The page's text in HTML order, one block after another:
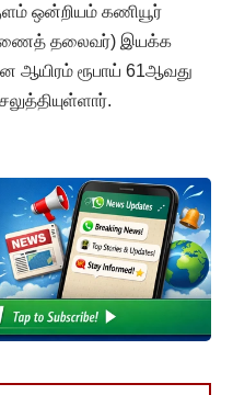
ஒன்றியம் கணியூர்
தலைவர்) இயக்க
ரூபாய் 61ஆவது